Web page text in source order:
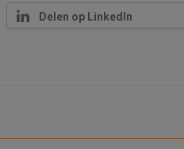
Delen op LinkedIn